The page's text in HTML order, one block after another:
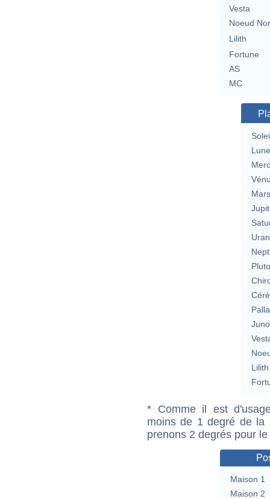
Vesta
Noeud
Lilith
Fortune
AS
MC
Lune
Mars
Lilith
* Comme il est
moins de 1 degré de la
prenons 2 degrés pour
Maison 1
Maison 2